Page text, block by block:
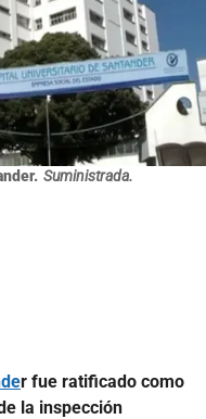
Suministrada.
r fue ratificado como
la inspección